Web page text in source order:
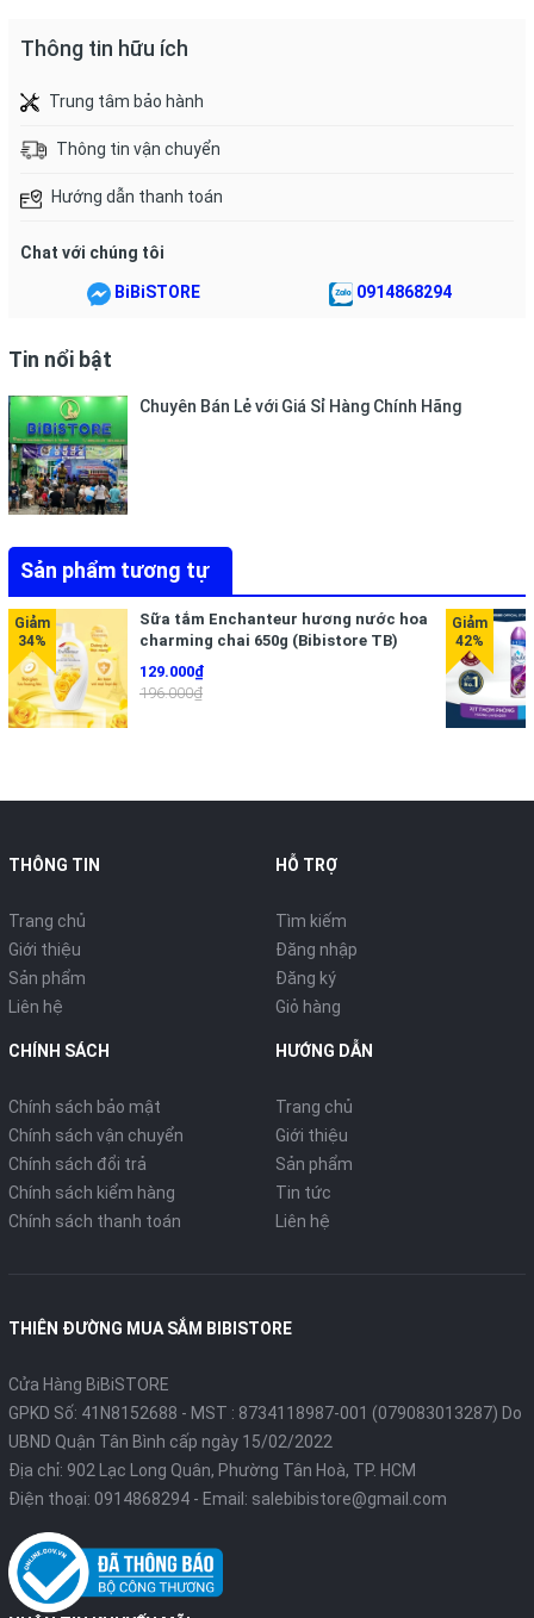
Thông tin hữu ích
Trung tâm bảo hành
Thông tin vận chuyển
Hướng dẫn thanh toán
Chat với chúng tôi
BiBiSTORE 0914868294
Tin nổi bật
Chuyên Bán Lẻ với Giá Sỉ Hàng Chính Hãng
Sản phẩm tương tự
Sữa tắm Enchanteur hương nước hoa
charming chai 650g (Bibistore TB)
129.000₫
196.000₫
THÔNG TIN
Trang chủ
Giới thiệu
Sản phẩm
Liên hệ
HỖ TRỢ
Tìm kiếm
Đăng nhập
Đăng ký
Giỏ hàng
CHÍNH SÁCH
Chính sách bảo mật
Chính sách vận chuyển
Chính sách đổi trả
Chính sách kiểm hàng
Chính sách thanh toán
HƯỚNG DẪN
Trang chủ
Giới thiệu
Sản phẩm
Tin tức
Liên hệ
THIÊN ĐƯỜNG MUA SẮM BIBISTORE
Cửa Hàng BiBiSTORE
GPKD Số: 41N8152688 - MST : 8734118987-001 (079083013287) Do
UBND Quận Tân Bình cấp ngày 15/02/2022
Địa chỉ: 902 Lạc Long Quân, Phường Tân Hoà, TP. HCM
Điện thoại: 0914868294 - Email: salebibistore@gmail.com